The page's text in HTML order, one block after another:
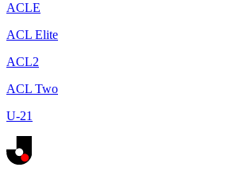
ACLE
ACL Elite
ACL2
ACL Two
U-21